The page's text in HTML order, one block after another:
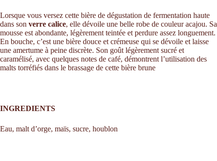
Lorsque vous versez cette bière de dégustation de fermentation haute
dans son verre calice, elle dévoile une belle robe de couleur acajou. Sa
mousse est abondante, légèrement teintée et perdure assez longuement.
En bouche, c’est une bière douce et crémeuse qui se dévoile et laisse
une amertume à peine discrète. Son goût légèrement sucré et
caramélisé, avec quelques notes de café, démontrent l’utilisation des
malts torréfiés dans le brassage de cette bière brune
INGREDIENTS
Eau, malt d’orge, maïs, sucre, houblon